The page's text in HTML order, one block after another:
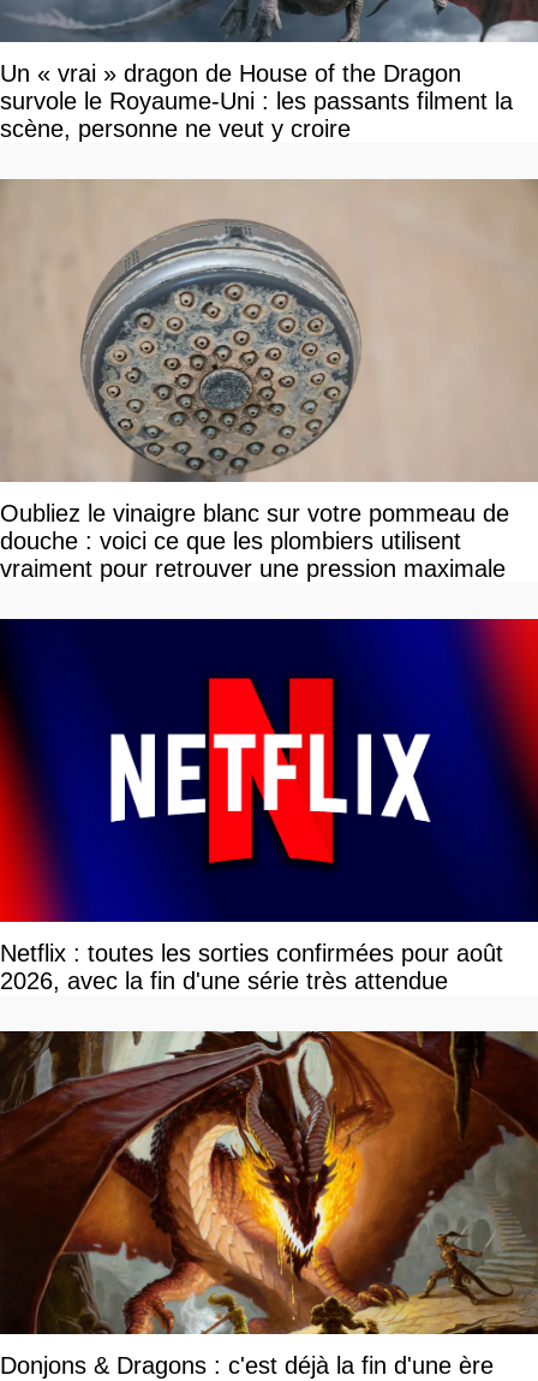
Un « vrai » dragon de House of the Dragon
survole le Royaume-Uni : les passants filment la
scène, personne ne veut y croire
Oubliez le vinaigre blanc sur votre pommeau de
douche : voici ce que les plombiers utilisent
vraiment pour retrouver une pression maximale
Netflix : toutes les sorties confirmées pour août
2026, avec la fin d'une série très attendue
Donjons & Dragons : c'est déjà la fin d'une ère